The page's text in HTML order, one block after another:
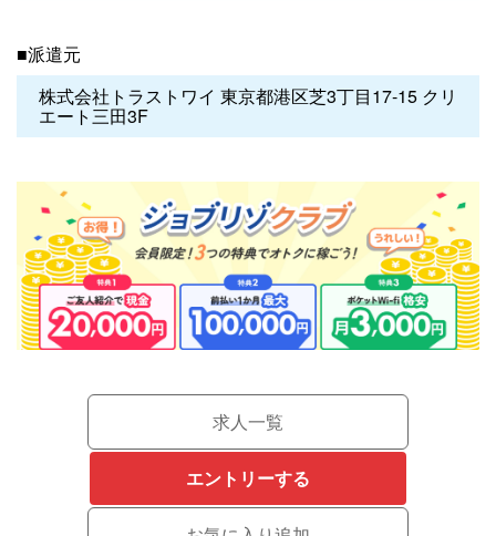
■派遣元
株式会社トラストワイ 東京都港区芝3丁目17-15 クリ
エート三田3F
求人一覧
エントリーする